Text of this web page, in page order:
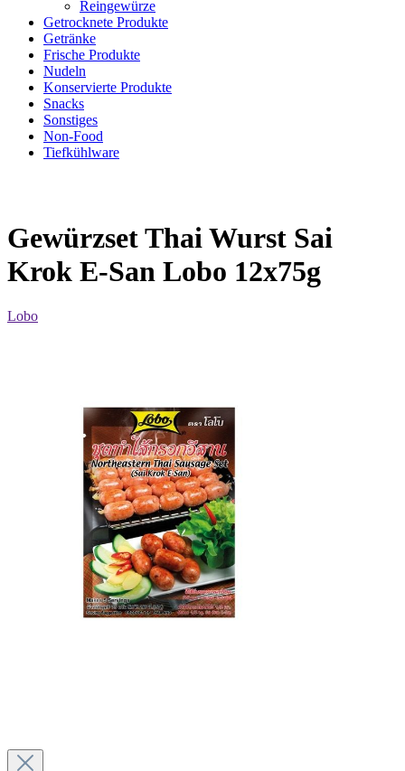
Reingewürze
Getrocknete Produkte
Getränke
Frische Produkte
Nudeln
Konservierte Produkte
Snacks
Sonstiges
Non-Food
Tiefkühlware
Gewürzset Thai Wurst Sai
Krok E-San Lobo 12x75g
Lobo